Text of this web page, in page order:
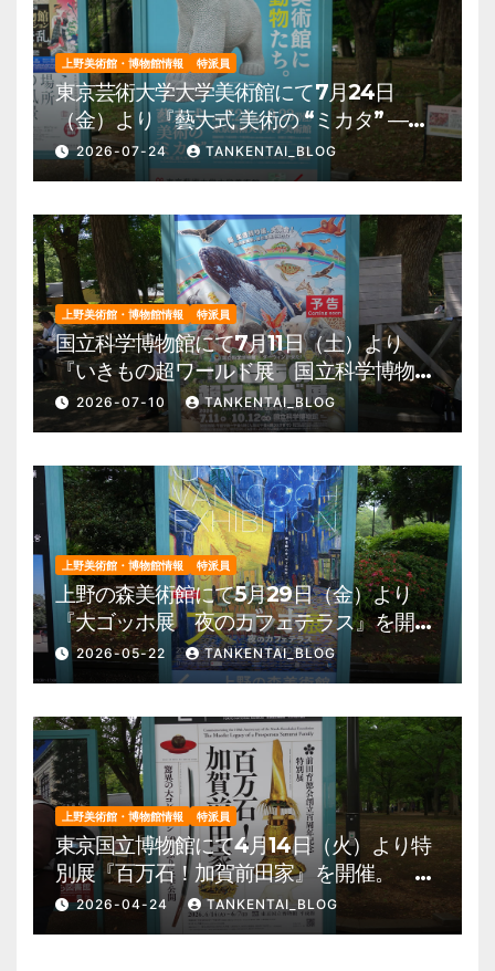
上野美術館・博物館情報 特派員
東京芸術大学大学美術館にて7月24日
（金）より『藝大式 美術の “ミカタ” ―こ
の夏、藝大生になる―』を開催。 上野公
園 美術館・博物館 混雑情報他
2026-07-24 TANKENTAI_BLOG
上野美術館・博物館情報 特派員
国立科学博物館にて7月11日（土）より
『いきもの超ワールド展 国立科学博物館
×ダーウィンが来た！』を開催。 上野公
園 美術館・博物館 混雑情報他
2026-07-10 TANKENTAI_BLOG
上野美術館・博物館情報 特派員
上野の森美術館にて5月29日（金）より
『大ゴッホ展 夜のカフェテラス』を開
催。 上野公園 美術館・博物館 混雑情
報他
2026-05-22 TANKENTAI_BLOG
上野美術館・博物館情報 特派員
東京国立博物館にて4月14日（火）より特
別展『百万石！加賀前田家』を開催。 上
野公園 美術館・博物館 混雑情報他
2026-04-24 TANKENTAI_BLOG